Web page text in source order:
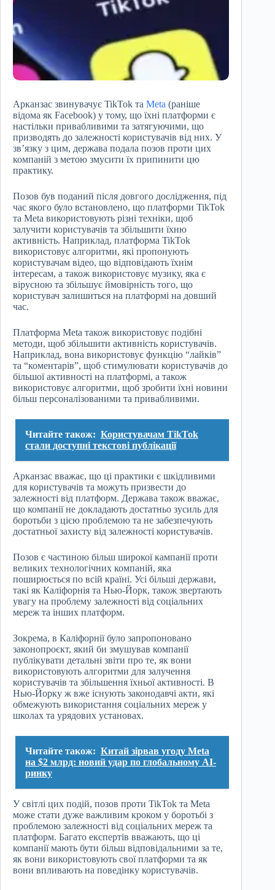
Арканзас звинувачує TikTok та Meta (раніше
відома як Facebook) у тому, що їхні платформи є
настільки привабливими та затягуючими, що
призводять до залежності користувачів від них. У
зв’язку з цим, держава подала позов проти цих
компаній з метою змусити їх припинити цю
практику.
Позов був поданий після довгого дослідження, під
час якого було встановлено, що платформи TikTok
та Meta використовують різні техніки, щоб
залучити користувачів та збільшити їхню
активність. Наприклад, платформа TikTok
використовує алгоритми, які пропонують
користувачам відео, що відповідають їхнім
інтересам, а також використовує музику, яка є
вірусною та збільшує ймовірність того, що
користувач залишиться на платформі на довший
час.
Платформа Meta також використовує подібні
методи, щоб збільшити активність користувачів.
Наприклад, вона використовує функцію “лайків”
та “коментарів”, щоб стимулювати користувачів до
більшої активності на платформі, а також
використовує алгоритми, щоб зробити їхні новини
більш персоналізованими та привабливими.
Читайте також: Користувачам TikTok
стали доступні текстові публікації
Арканзас вважає, що ці практики є шкідливими
для користувачів та можуть призвести до
залежності від платформ. Держава також вважає,
що компанії не докладають достатньо зусиль для
боротьби з цією проблемою та не забезпечують
достатньої захисту від залежності користувачів.
Позов є частиною більш широкої кампанії проти
великих технологічних компаній, яка
поширюється по всій країні. Усі більші держави,
такі як Каліфорнія та Нью-Йорк, також звертають
увагу на проблему залежності від соціальних
мереж та інших платформ.
Зокрема, в Каліфорнії було запропоновано
законопроєкт, який би змушував компанії
публікувати детальні звіти про те, як вони
використовують алгоритми для залучення
користувачів та збільшення їхньої активності. В
Нью-Йорку ж вже існують законодавчі акти, які
обмежують використання соціальних мереж у
школах та урядових установах.
Читайте також: Китай зірвав угоду Meta
на $2 млрд: новий удар по глобальному AI-
ринку
У світлі цих подій, позов проти TikTok та Meta
може стати дуже важливим кроком у боротьбі з
проблемою залежності від соціальних мереж та
платформ. Багато експертів вважають, що ці
компанії мають бути більш відповідальними за те,
як вони використовують свої платформи та як
вони впливають на поведінку користувачів.